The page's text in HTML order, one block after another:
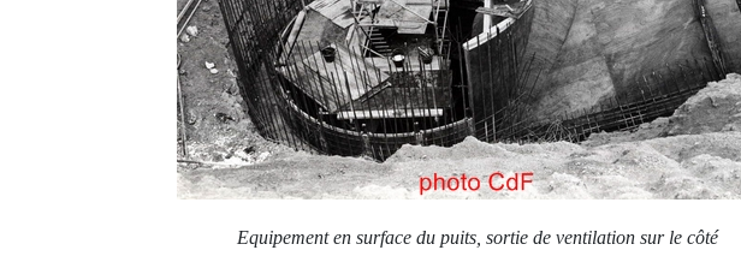
Equipement en surface du puits, sortie de ventilation sur le côté